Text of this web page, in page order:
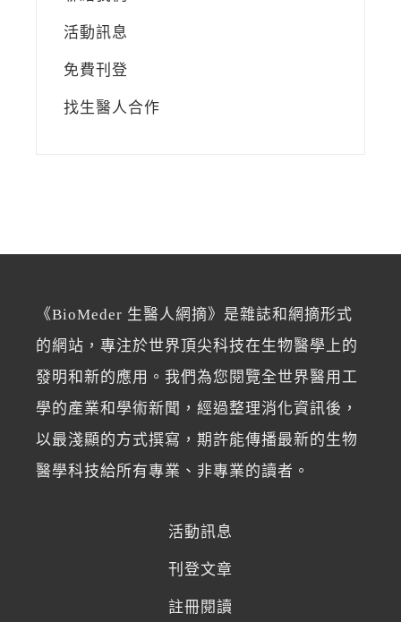
活動訊息
免費刊登
找生醫人合作
《BioMeder 生醫人網摘》是雜誌和網摘形式
的網站，專注於世界頂尖科技在生物醫學上的
發明和新的應用。我們為您閱覽全世界醫用工
學的產業和學術新聞，經過整理消化資訊後，
以最淺顯的方式撰寫，期許能傳播最新的生物
醫學科技給所有專業、非專業的讀者。
活動訊息
刊登文章
註冊閱讀